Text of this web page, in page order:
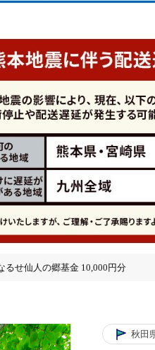
るせ仙人の郷基金 10,000円分
秋田